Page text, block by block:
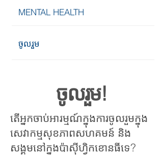
MENTAL HEALTH
ចូលរួម
ចូលរួម!
តើអ្នកចាប់អារម្មណ៍ក្នុងការចូលរួមក្នុង
សេវាកម្មសុខភាពសហគមន៍ និង
សង្គមនៅក្នុងប៉ាស៊ីហ្វិកខោនធីទេ?